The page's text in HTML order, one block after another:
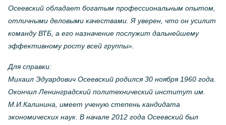
Осеевский обладает богатым профессиональным опытом,
отличными деловыми качествами. Я уверен, что он усилит
команду ВТБ, а его назначение послужит дальнейшему
эффективному росту всей группы».
Для справки:
Михаил Эдуардович Осеевский родился 30 ноября 1960 года.
Окончил Ленинградский политехнический институт им.
М.И.Калинина, имеет ученую степень кандидата
экономических наук. В начале 2012 года Осеевский был